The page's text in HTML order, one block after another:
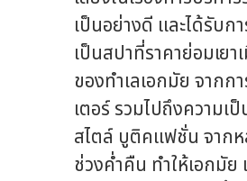
เป็นอย่างดี และได้รับ
เป็นสปาที่ราคาย่อมเย
ของทำเลเอกมัย จาก
เตอร์ รวมไปถึงความ
สไตล์ บูติคแฟชั่น จากห
ช่วงค่ำคืน ทำให้เอกมั